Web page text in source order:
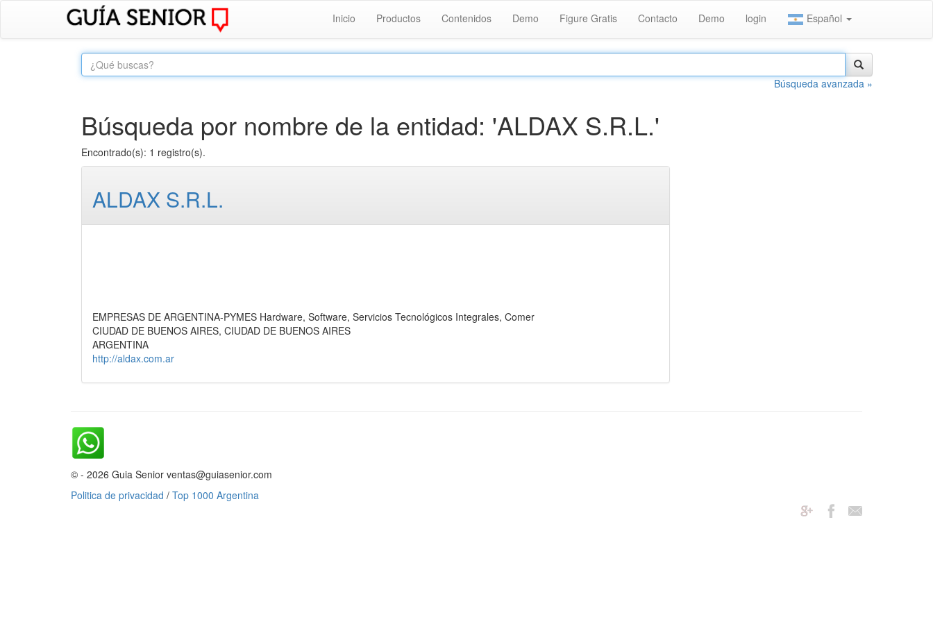
Inicio Productos Contenidos Demo Figure Gratis Contacto Demo login Español
Búsqueda avanzada »
Búsqueda por nombre de la entidad: 'ALDAX S.R.L.'
Encontrado(s): 1 registro(s).
ALDAX S.R.L.
EMPRESAS DE ARGENTINA-PYMES Hardware, Software, Servicios Tecnológicos Integrales, Comer
CIUDAD DE BUENOS AIRES, CIUDAD DE BUENOS AIRES
ARGENTINA
http://aldax.com.ar
© - 2026 Guia Senior ventas@guiasenior.com
Politica de privacidad / Top 1000 Argentina